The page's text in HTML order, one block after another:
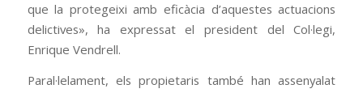
que la protegeixi amb eficàcia d’aquestes actuacions
delictives», ha expressat el president del Col·legi,
Enrique Vendrell.
Paral·lelament, els propietaris també han assenyalat